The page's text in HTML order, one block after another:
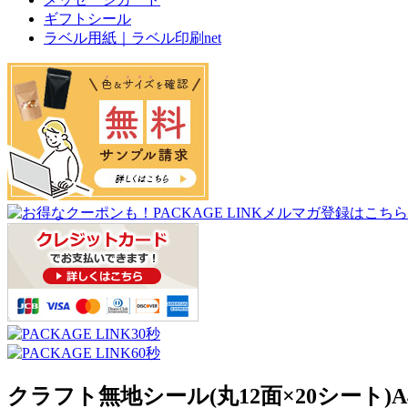
ギフトシール
ラベル用紙｜ラベル印刷net
クラフト無地シール(丸12面×20シート